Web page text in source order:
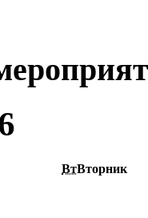
ВтВторник